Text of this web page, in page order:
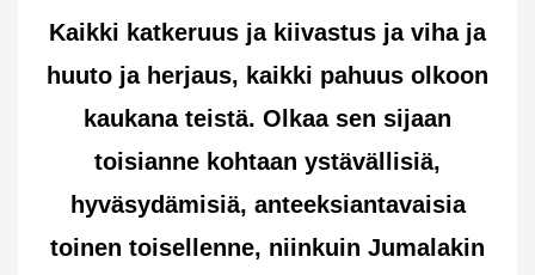
Kaikki katkeruus ja kiivastus ja viha ja
huuto ja herjaus, kaikki pahuus olkoon
kaukana teistä. Olkaa sen sijaan
toisianne kohtaan ystävällisiä,
hyväsydämisiä, anteeksiantavaisia
toinen toisellenne, niinkuin Jumalakin